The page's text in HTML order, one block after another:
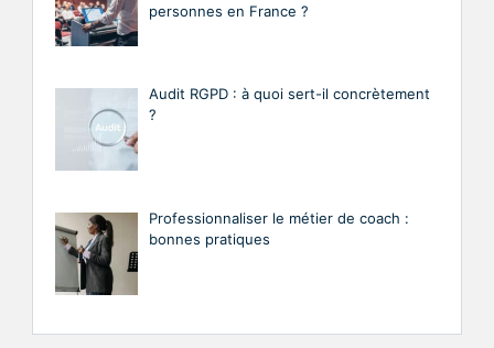
personnes en France ?
Audit RGPD : à quoi sert-il concrètement
?
Professionnaliser le métier de coach :
bonnes pratiques